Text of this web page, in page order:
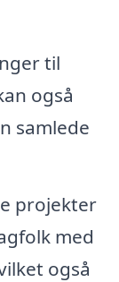
til
også
samlede
projekter
med
også